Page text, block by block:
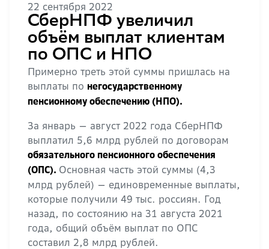
22 сентября 2022
СберНПФ увеличил
объём выплат клиентам
по ОПС и НПО
Примерно треть этой суммы пришлась на
выплаты по негосударственному
пенсионному обеспечению (НПО).
За январь — август 2022 года СберНПФ
выплатил 5,6 млрд рублей по договорам
обязательного пенсионного обеспечения
(ОПС). Основная часть этой суммы (4,3
млрд рублей) — единовременные выплаты,
которые получили 49 тыс. россиян. Год
назад, по состоянию на 31 августа 2021
года, общий объём выплат по ОПС
составил 2,8 млрд рублей.